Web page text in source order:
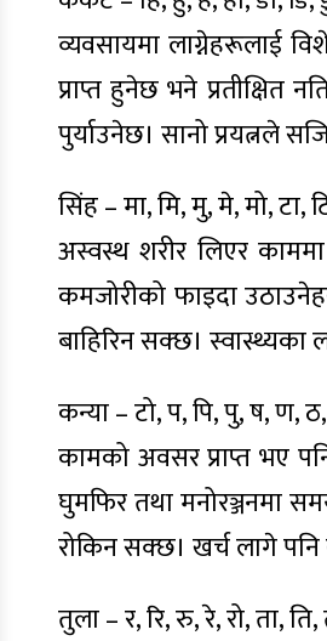
व्यवसायमा लाग्नेहरूलाई
प्राप्त हुनेछ भने
पुर्याउनेछ। सानो प्रयत्नले
सिंह – मा, मि, मु, मे, मो, टा,
अस्वस्थ शरीर लिएर
कमजोरीको फाइदा
बाहिरिन सक्छ। स्वास्थ्यका
कन्या – टो, प, पि, पु, ष, ण,
कामको अवसर प्राप्त भए
घुमफिर तथा मनोरञ्जनमा
रोकिन सक्छ। खर्च लागे पनि
तुला – र, रि, रु, रे, रो, ता,